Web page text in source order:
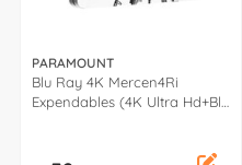
PARAMOUNT
Blu Ray 4K Mercen4Ri
Expendables (4K Ultra Hd+Blu